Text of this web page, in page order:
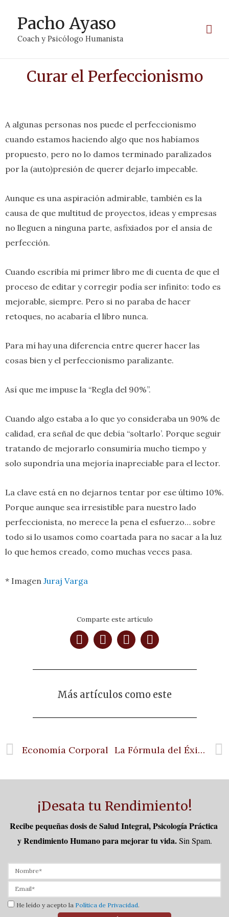
Pacho Ayaso
Coach y Psicólogo Humanista
Curar el Perfeccionismo
A algunas personas nos puede el perfeccionismo
cuando estamos haciendo algo que nos habíamos
propuesto, pero no lo damos terminado paralizados
por la (auto)presión de querer dejarlo impecable.
Aunque es una aspiración admirable, también es la
causa de que multitud de proyectos, ideas y empresas
no lleguen a ninguna parte, asfixiados por el ansia de
perfección.
Cuando escribía mi primer libro me di cuenta de que el
proceso de editar y corregir podía ser infinito: todo es
mejorable, siempre. Pero si no paraba de hacer
retoques, no acabaría el libro nunca.
Para mí hay una diferencia entre querer hacer las
cosas bien y el perfeccionismo paralizante.
Así que me impuse la “Regla del 90%”.
Cuando algo estaba a lo que yo consideraba un 90% de
calidad, era señal de que debía “soltarlo’. Porque seguir
tratando de mejorarlo consumiría mucho tiempo y
solo supondría una mejoría inapreciable para el lector.
La clave está en no dejarnos tentar por ese último 10%.
Porque aunque sea irresistible para nuestro lado
perfeccionista, no merece la pena el esfuerzo… sobre
todo si lo usamos como coartada para no sacar a la luz
lo que hemos creado, como muchas veces pasa.
* Imagen Juraj Varga
Comparte este artículo
Más artículos como este
Economía Corporal La Fórmula del Éxito
¡Desata tu Rendimiento!
Recibe pequeñas dosis de Salud Integral, Psicología Práctica
y Rendimiento Humano para mejorar tu vida. Sin Spam.
He leído y acepto la Política de Privacidad.